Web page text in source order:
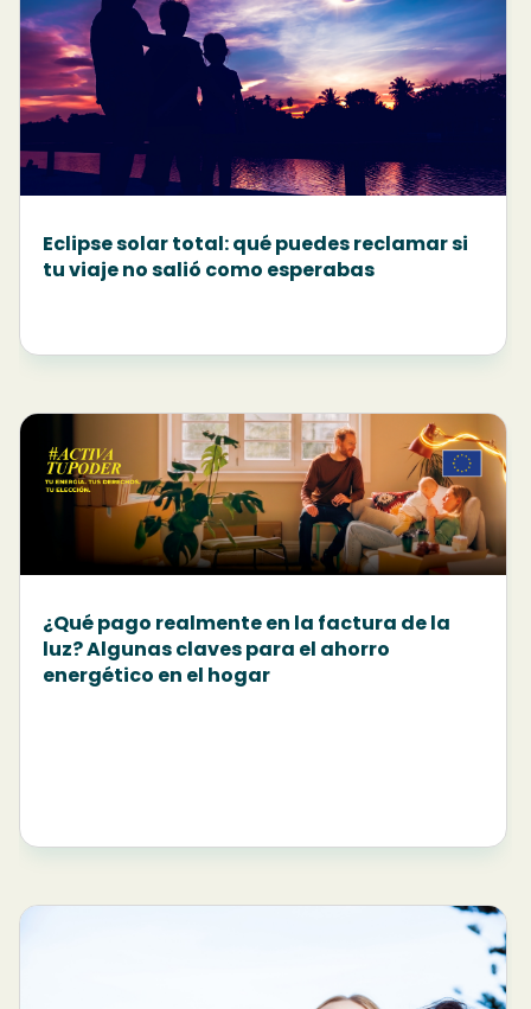
Eclipse solar total: qué puedes reclamar si
tu viaje no salió como esperabas
¿Qué pago realmente en la factura de la
luz? Algunas claves para el ahorro
energético en el hogar